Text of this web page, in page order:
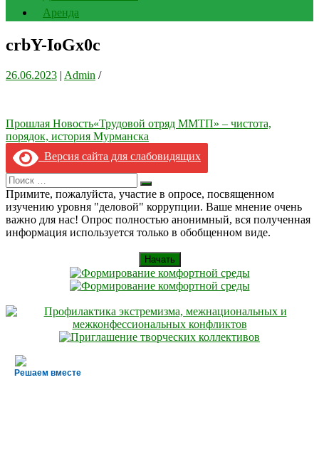
Аренда
crbY-IoGx0c
26.06.2023 | Admin /
Навигация
по
записям
Прошлая Новость«Трудовой отряд ММТП» – чистота,
порядок, история Мурманска
Версия сайта для слабовидящих
Search
for:
Искать
Примите, пожалуйста, участие в опросе, посвященном
изучению уровня "деловой" коррупции. Ваше мнение очень
важно для нас! Опрос полностью анонимный, вся полученная
информация используется только в обобщенном виде.
Начать
Решаем вместе